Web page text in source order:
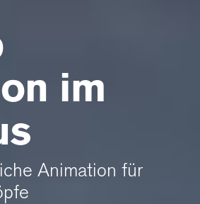
im
Animation für